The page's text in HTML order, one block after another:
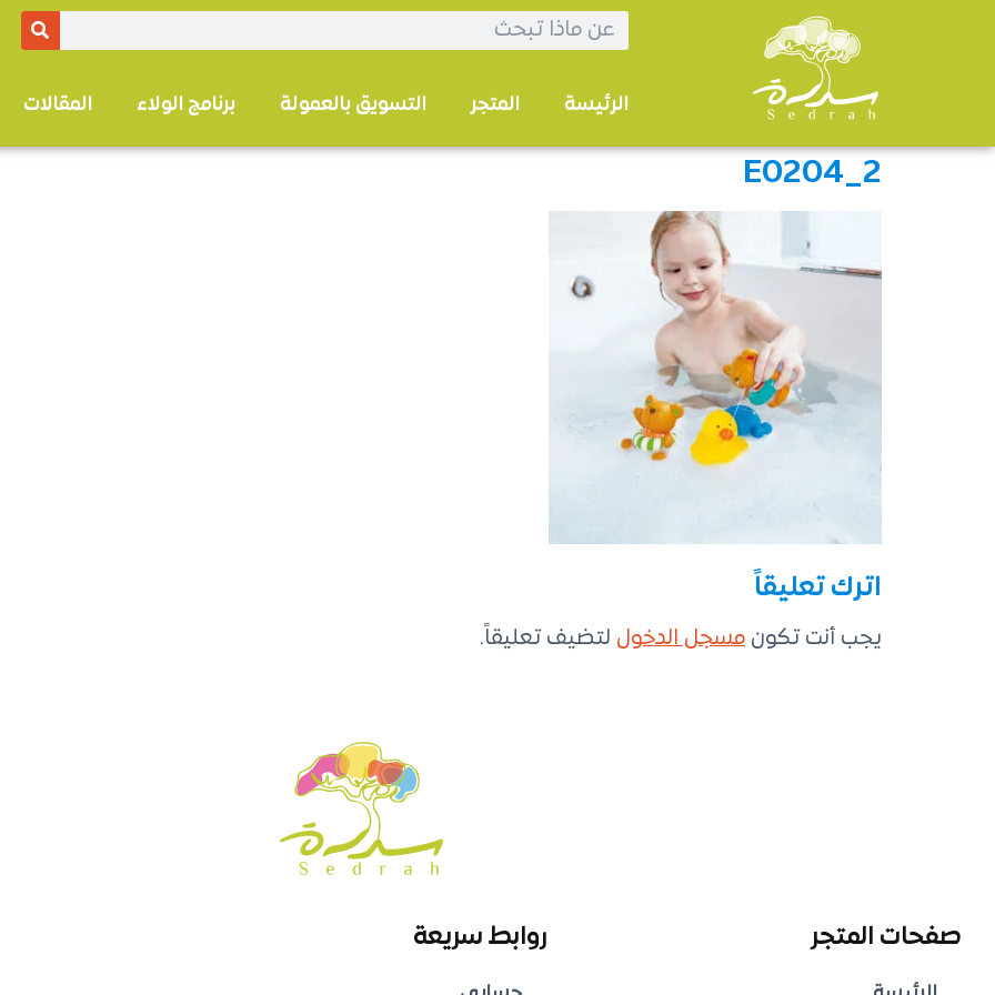
الرئيسة المتجر التسويق بالعمولة برنامج الولاء المقالات
E0204_2
اترك تعليقاً
يجب أنت تكون مسجل الدخول لتضيف تعليقاً.
صفحات المتجر روابط سريعة